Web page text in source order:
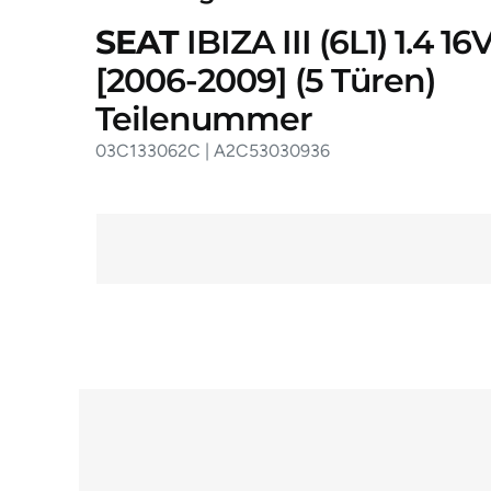
SEATIBIZA III (6L1) 1.4
[2006-2009] (5 Türen)
Teilenummer
03C133062C | A2C53030936